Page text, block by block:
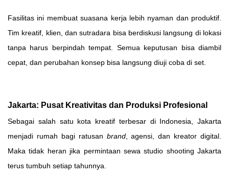
Fasilitas ini membuat suasana kerja lebih nyaman dan produktif.
Tim kreatif, klien, dan sutradara bisa berdiskusi langsung di lokasi
tanpa harus berpindah tempat. Semua keputusan bisa diambil
cepat, dan perubahan konsep bisa langsung diuji coba di set.
Jakarta: Pusat Kreativitas dan Produksi Profesional
Sebagai salah satu kota kreatif terbesar di Indonesia, Jakarta
menjadi rumah bagi ratusan brand, agensi, dan kreator digital.
Maka tidak heran jika permintaan sewa studio shooting Jakarta
terus tumbuh setiap tahunnya.